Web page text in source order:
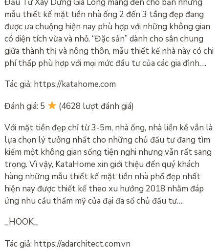
mẫu thiết kế mặt tiền nhà ống 2 đến 3 tầng đẹp đang
được ưa chuộng hiện nay phù hợp với những không gian
có diện tích vừa và nhỏ. “Đặc sản” dành cho sân chung
giữa thành thị và nông thôn, mẫu thiết kế nhà này có chi
phí thấp phù hợp với mọi mức đầu tư của các gia đình….
Tác giả: https://katahome.com
Đánh giá: 5
(4628 lượt đánh giá)
Với mặt tiền đẹp chỉ từ 3-5m, nhà ống, nhà liền kề vẫn là
lựa chọn lý tưởng nhất cho những chủ đầu tư đang tìm
kiếm một không gian sống tiện nghi nhưng vẫn rất sang
trọng. Vì vậy, KataHome xin giới thiệu đến quý khách
hàng những mẫu thiết kế mặt tiền nhà phố đẹp nhất
hiện nay được thiết kế theo xu hướng 2018 nhằm đáp
ứng nhu cầu thẩm mỹ của đại đa số chủ đầu tư….
_HOOK_
Tác giả: https://adarchitect.com.vn